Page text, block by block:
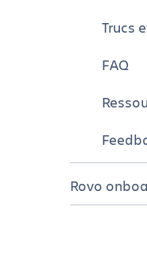
Trucs
FAQ
Rovo